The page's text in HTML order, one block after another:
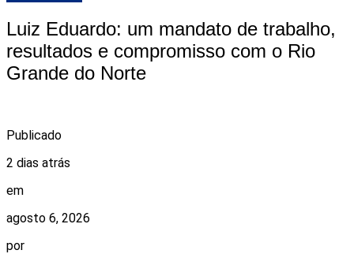
Luiz Eduardo: um mandato de trabalho,
resultados e compromisso com o Rio
Grande do Norte
Publicado
2 dias atrás
em
agosto 6, 2026
por